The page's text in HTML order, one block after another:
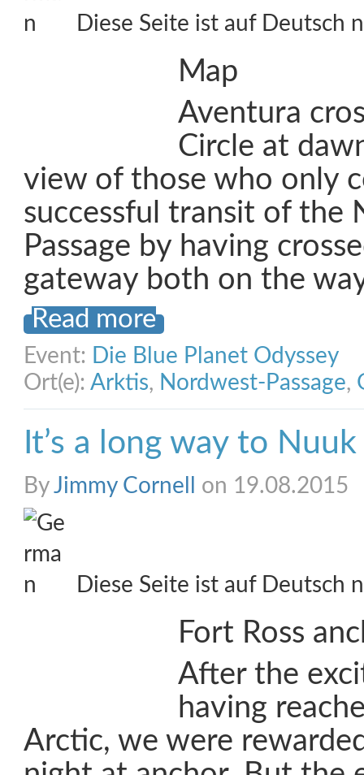
Diese Seite ist auf Deutsch
Map
Aventura
Circle at
view of those who only
successful transit of the
Passage by having
gateway both on the
Read more
Event: Die Blue Planet Odyssey
Ort(e): Arktis, Nordwest-Passage,
It’s a long way to Nuuk
ByJimmy Cornell on 19.08.2015
Diese Seite ist auf Deutsch
Fort Ross
After the
having
Arctic, we were